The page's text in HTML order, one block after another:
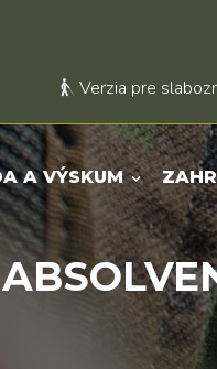
Verzia pre
A VÝSKUM